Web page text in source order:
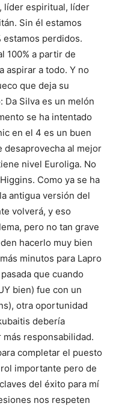
líder espiritual, líder
Sin él estamos
estamos perdidos.
100% a partir de
aspirar a todo. Y no
que deja su
Da Silva es un melón
se ha intentado
en el 4 es un buen
desaprovecha al mejor
nivel Euroliga. No
Como ya se ha
antigua versión del
volverá, y eso
pero no tan grave
hacerlo muy bien
minutos para Lapro
que cuando
bien) fue con un
otra oportunidad
debería
responsabilidad.
completar el puesto
importante pero de
del éxito para mí
nos respeten